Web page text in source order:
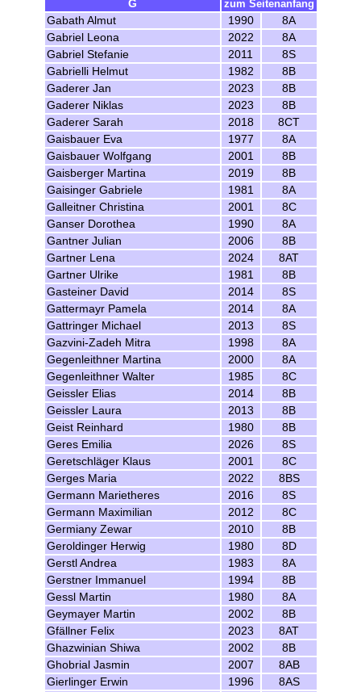
G
zum Seitenanfang
Gabath Almut
1990
8A
Gabriel Leona
2022
8A
Gabriel Stefanie
2011
8S
Gabrielli Helmut
1982
8B
Gaderer Jan
2023
8B
Gaderer Niklas
2023
8B
Gaderer Sarah
2018
8CT
Gaisbauer Eva
1977
8A
Gaisbauer Wolfgang
2001
8B
Gaisberger Martina
2019
8B
Gaisinger Gabriele
1981
8A
Galleitner Christina
2001
8C
Ganser Dorothea
1990
8A
Gantner Julian
2006
8B
Gartner Lena
2024
8AT
Gartner Ulrike
1981
8B
Gasteiner David
2014
8S
Gattermayr Pamela
2014
8A
Gattringer Michael
2013
8S
Gazvini-Zadeh Mitra
1998
8A
Gegenleithner Martina
2000
8A
Gegenleithner Walter
1985
8C
Geissler Elias
2014
8B
Geissler Laura
2013
8B
Geist Reinhard
1980
8B
Geres Emilia
2026
8S
Geretschläger Klaus
2001
8C
Gerges Maria
2022
8BS
Germann Marietheres
2016
8S
Germann Maximilian
2012
8C
Germiany Zewar
2010
8B
Geroldinger Herwig
1980
8D
Gerstl Andrea
1983
8A
Gerstner Immanuel
1994
8B
Gessl Martin
1980
8A
Geymayer Martin
2002
8B
Gfällner Felix
2023
8AT
Ghazwinian Shiwa
2002
8B
Ghobrial Jasmin
2007
8AB
Gierlinger Erwin
1996
8AS